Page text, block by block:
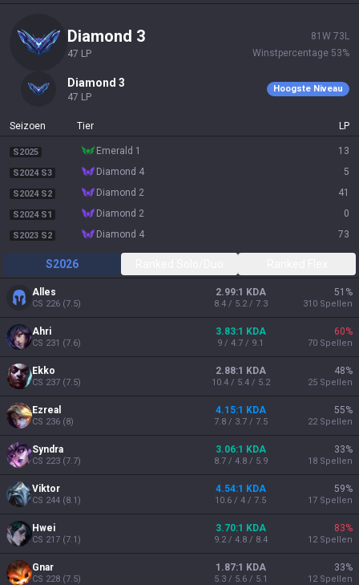
diamond 3
47 LP
81 W 73 L
Winstpercentage 53%
diamond 3
47 LP
Hoogste Niveau
Seizoen Tier LP
S2025 emerald 1 13
S2024 S3 diamond 4 5
S2024 S2 diamond 2 41
S2024 S1 diamond 2 0
S2023 S2 diamond 4 73
S2026
Alles
CS 226 (7.5)
2.99:1 KDA
8.4 / 5.2 / 7.3
51 %
310 Spellen
Ahri
CS 231 (7.6)
3.83:1 KDA
9 / 4.7 / 9.1
60%
70 Spellen
Ekko
CS 237 (7.5)
2.88:1 KDA
10.4 / 5.4 / 5.2
48%
25 Spellen
Ezreal
CS 236 (8)
4.15:1 KDA
7.8 / 3.7 / 7.5
55%
22 Spellen
Syndra
CS 223 (7.7)
3.06:1 KDA
8.7 / 4.8 / 5.9
33%
18 Spellen
Viktor
CS 244 (8.1)
4.54:1 KDA
10.6 / 4 / 7.5
59%
17 Spellen
Hwei
CS 217 (7.1)
3.70:1 KDA
9.2 / 4.8 / 8.4
83%
12 Spellen
Gnar
CS 228 (7.5)
1.87:1 KDA
5.3 / 5.6 / 5.1
33%
12 Spellen